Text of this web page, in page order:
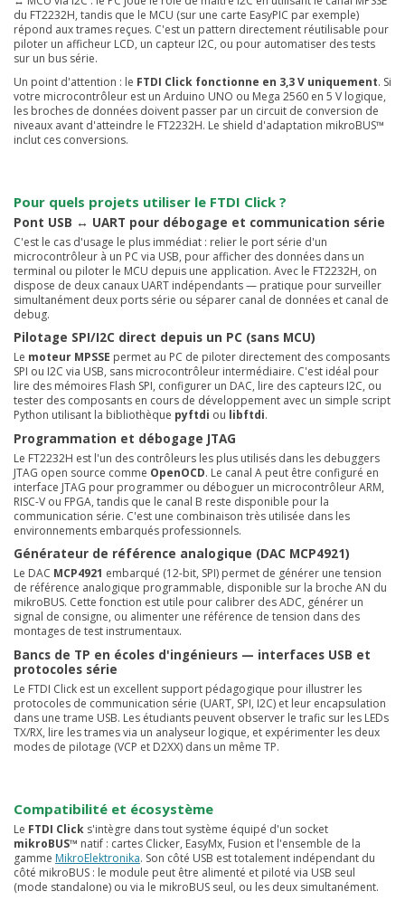
du FT2232H, tandis que le MCU (sur une carte EasyPIC par exemple)
répond aux trames reçues. C'est un pattern directement réutilisable pour
piloter un afficheur LCD, un capteur I2C, ou pour automatiser des tests
sur un bus série.
Un point d'attention : le FTDI Click fonctionne en 3,3 V uniquement. Si
votre microcontrôleur est un Arduino UNO ou Mega 2560 en 5 V logique,
les broches de données doivent passer par un circuit de conversion de
niveaux avant d'atteindre le FT2232H. Le shield d'adaptation mikroBUS™
inclut ces conversions.
Pour quels projets utiliser le FTDI Click ?
Pont USB ↔ UART pour débogage et communication série
C'est le cas d'usage le plus immédiat : relier le port série d'un
microcontrôleur à un PC via USB, pour afficher des données dans un
terminal ou piloter le MCU depuis une application. Avec le FT2232H, on
dispose de deux canaux UART indépendants — pratique pour surveiller
simultanément deux ports série ou séparer canal de données et canal de
debug.
Pilotage SPI/I2C direct depuis un PC (sans MCU)
Le moteur MPSSE permet au PC de piloter directement des composants
SPI ou I2C via USB, sans microcontrôleur intermédiaire. C'est idéal pour
lire des mémoires Flash SPI, configurer un DAC, lire des capteurs I2C, ou
tester des composants en cours de développement avec un simple script
Python utilisant la bibliothèque pyftdi ou libftdi.
Programmation et débogage JTAG
Le FT2232H est l'un des contrôleurs les plus utilisés dans les debuggers
JTAG open source comme OpenOCD. Le canal A peut être configuré en
interface JTAG pour programmer ou déboguer un microcontrôleur ARM,
RISC-V ou FPGA, tandis que le canal B reste disponible pour la
communication série. C'est une combinaison très utilisée dans les
environnements embarqués professionnels.
Générateur de référence analogique (DAC MCP4921)
Le DAC MCP4921 embarqué (12-bit, SPI) permet de générer une tension
de référence analogique programmable, disponible sur la broche AN du
mikroBUS. Cette fonction est utile pour calibrer des ADC, générer un
signal de consigne, ou alimenter une référence de tension dans des
montages de test instrumentaux.
Bancs de TP en écoles d'ingénieurs — interfaces USB et
protocoles série
Le FTDI Click est un excellent support pédagogique pour illustrer les
protocoles de communication série (UART, SPI, I2C) et leur encapsulation
dans une trame USB. Les étudiants peuvent observer le trafic sur les LEDs
TX/RX, lire les trames via un analyseur logique, et expérimenter les deux
modes de pilotage (VCP et D2XX) dans un même TP.
Compatibilité et écosystème
Le FTDI Click s'intègre dans tout système équipé d'un socket
mikroBUS™ natif : cartes Clicker, EasyMx, Fusion et l'ensemble de la
gamme MikroElektronika. Son côté USB est totalement indépendant du
côté mikroBUS : le module peut être alimenté et piloté via USB seul
(mode standalone) ou via le mikroBUS seul, ou les deux simultanément.